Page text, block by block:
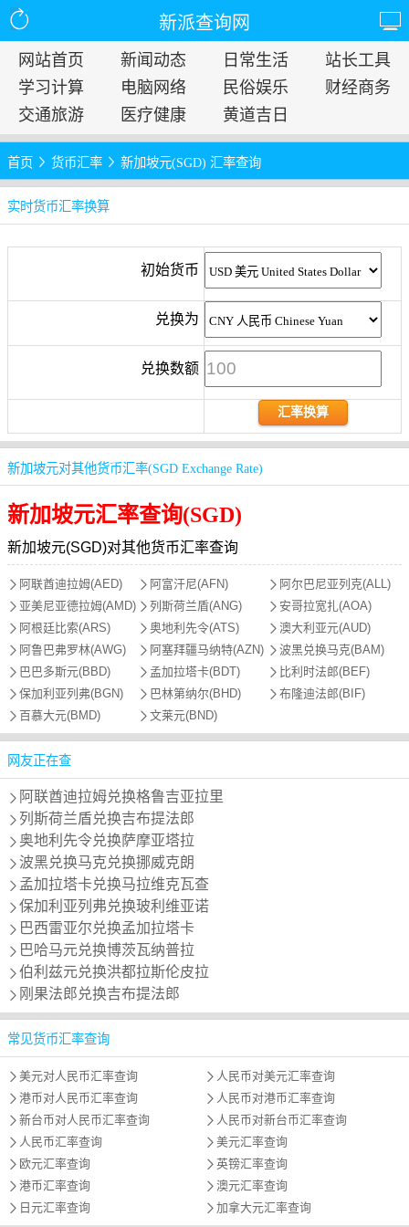
新派查询网
网站首页 新闻动态 日常生活
站长工具
学习计算
电脑网络 民俗娱乐
财经商务
交通旅游
医疗健康 黄道吉日
首页 货币汇率 新加坡元(SGD) 汇率查询
实时货币汇率换算
初始货币
兑换为
兑换数额
新加坡元对其他货币汇率(SGD Exchange Rate)
新加坡元汇率查询(SGD)
新加坡元(SGD)对其他货币汇率查询
阿联酋迪拉姆(AED) 阿富汗尼(AFN)
阿尔巴尼亚列克(ALL)
亚美尼亚德拉姆(AMD)
列斯荷兰盾(ANG)
安哥拉宽扎(AOA)
阿根廷比索(ARS)
奥地利先令(ATS)
澳大利亚元(AUD)
阿鲁巴弗罗林(AWG)
阿塞拜疆马纳特(AZN)
波黑兑换马克(BAM)
巴巴多斯元(BBD)
孟加拉塔卡(BDT)
比利时法郎(BEF)
保加利亚列弗(BGN)
巴林第纳尔(BHD)
布隆迪法郎(BIF)
百慕大元(BMD)
文莱元(BND)
网友正在查
阿联酋迪拉姆兑换格鲁吉亚拉里
列斯荷兰盾兑换吉布提法郎
奥地利先令兑换萨摩亚塔拉
波黑兑换马克兑换挪威克朗
孟加拉塔卡兑换马拉维克瓦查
保加利亚列弗兑换玻利维亚诺
巴西雷亚尔兑换孟加拉塔卡
巴哈马元兑换博茨瓦纳普拉
伯利兹元兑换洪都拉斯伦皮拉
刚果法郎兑换吉布提法郎
常见货币汇率查询
美元对人民币汇率查询
人民币对美元汇率查询
港币对人民币汇率查询
人民币对港币汇率查询
新台币对人民币汇率查询
人民币对新台币汇率查询
人民币汇率查询
美元汇率查询
欧元汇率查询
英镑汇率查询
港币汇率查询
澳元汇率查询
日元汇率查询
加拿大元汇率查询